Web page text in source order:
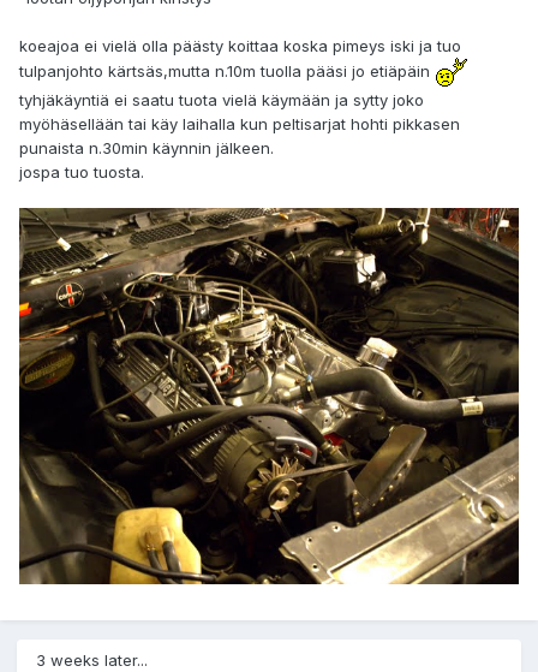
koeajoa ei vielä olla päästy koittaa koska pimeys iski ja tuo
tulpanjohto kärtsäs,mutta n.10m tuolla pääsi jo etiäpäin
tyhjäkäyntiä ei saatu tuota vielä käymään ja sytty joko
myöhäsellään tai käy laihalla kun peltisarjat hohti pikkasen
punaista n.30min käynnin jälkeen.
jospa tuo tuosta.
3 weeks later...